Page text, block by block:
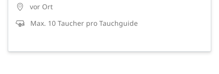
vor Ort
Max. 10 Taucher pro Tauchguide